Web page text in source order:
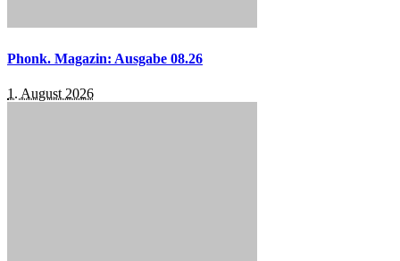
Phonk. Magazin: Ausgabe 08.26
1. August 2026